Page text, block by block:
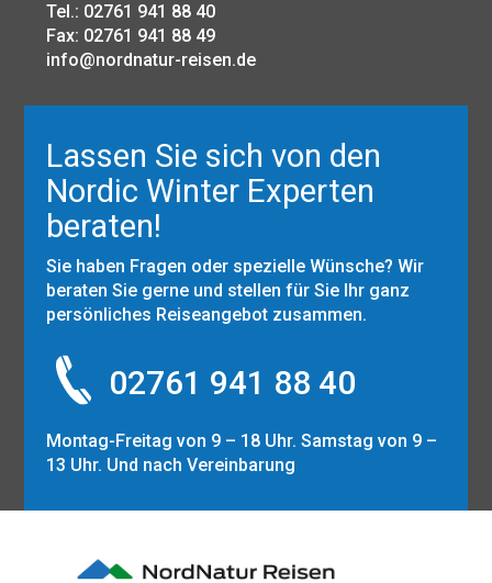
Tel.: 02761 941 88 40
Fax: 02761 941 88 49
info@nordnatur-reisen.de
Lassen Sie sich von den
Nordic Winter Experten
beraten!
Sie haben Fragen oder spezielle Wünsche? Wir
beraten Sie gerne und stellen für Sie Ihr ganz
persönliches Reiseangebot zusammen.
02761 941 88 40
Montag-Freitag von 9 – 18 Uhr. Samstag von 9 –
13 Uhr. Und nach Vereinbarung